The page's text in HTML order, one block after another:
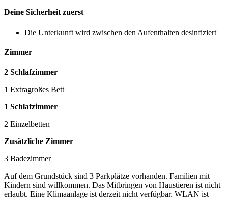
Deine Sicherheit zuerst
Die Unterkunft wird zwischen den Aufenthalten desinfiziert
Zimmer
2 Schlafzimmer
1 Extragroßes Bett
1 Schlafzimmer
2 Einzelbetten
Zusätzliche Zimmer
3 Badezimmer
Auf dem Grundstück sind 3 Parkplätze vorhanden. Familien mit
Kindern sind willkommen. Das Mitbringen von Haustieren ist nicht
erlaubt. Eine Klimaanlage ist derzeit nicht verfügbar. WLAN ist